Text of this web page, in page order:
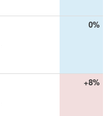
0%
+8%